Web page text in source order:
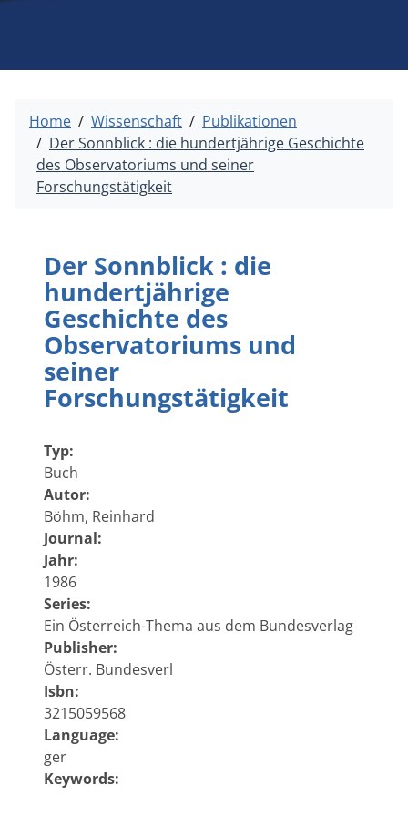
Home Wissenschaft
Publikationen
Der Sonnblick : die hundertjährige Geschichte
des Observatoriums und seiner
Forschungstätigkeit
Der Sonnblick : die
hundertjährige
Geschichte des
Observatoriums und
seiner
Forschungstätigkeit
Typ:
Buch
Autor:
Böhm, Reinhard
Journal:
Jahr:
1986
Series:
Ein Österreich-Thema aus dem Bundesverlag
Publisher:
Österr. Bundesverl
Isbn:
3215059568
Language:
ger
Keywords: